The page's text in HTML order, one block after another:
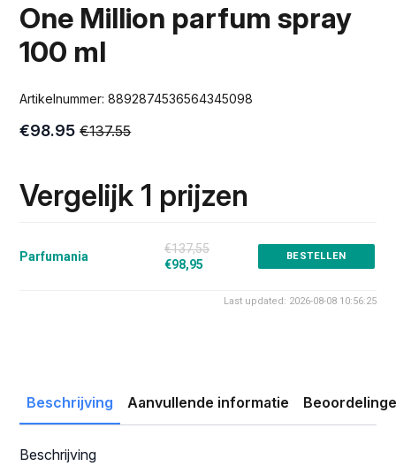
One Million parfum spray
100 ml
Artikelnummer:8892874536564345098
€137.55
Oorspronkelijke
€137.55.
€98.95
Huidige
€98.95.
Vergelijk 1 prijzen
Parfumania
€137,55
€98,95
BESTELLEN
Last updated: 2026-08-08 10:56:25
Beschrijving Aanvullende informatie
Beschrijving